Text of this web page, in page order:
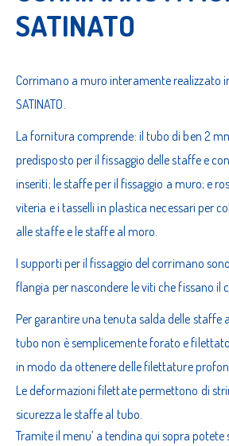
SATINATO
Corrimano a muro interamente realizzato
SATINATO.
La fornitura comprende: il tubo di ben 2
predisposto per il fissaggio delle staffe e
inseriti; le staffe per il fissaggio a muro; e
viteria e i tasselli in plastica necessari per
alle staffe e le staffe al moro.
I supporti per il fissaggio del corrimano
flangia per nascondere le viti che fissano il
Per garantire una tenuta salda delle staffe
tubo non è semplicemente forato e
in modo da ottenere delle filettature
Le deformazioni filettate permettono di
sicurezza le staffe al tubo.
Tramite il menu’ a tendina qui sopra potete